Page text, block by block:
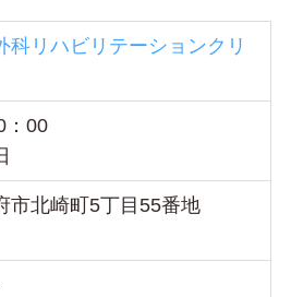
科リハビリテーションクリ
：00
市北崎町5丁目55番地